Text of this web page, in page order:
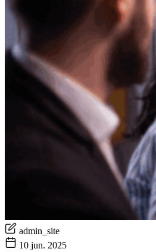
admin_site
10 jun. 2025